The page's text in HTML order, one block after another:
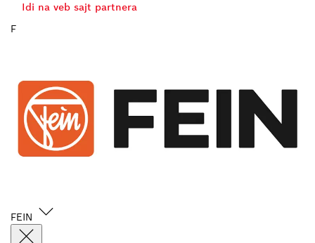
Idi na veb sajt partnera
F
FEIN